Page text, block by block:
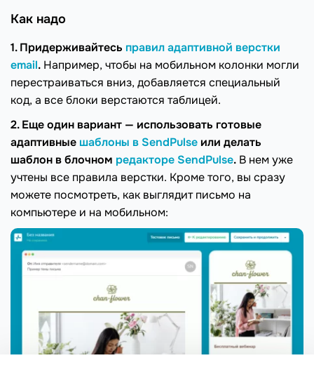
Как надо
1. Придерживайтесь правил адаптивной верстки
email. Например, чтобы на мобильном колонки могли
перестраиваться вниз, добавляется специальный
код, а все блоки верстаются таблицей.
2. Еще один вариант — использовать готовые
адаптивные шаблоны в SendPulse или делать
шаблон в блочном редакторе SendPulse. В нем уже
учтены все правила верстки. Кроме того, вы сразу
можете посмотреть, как выглядит письмо на
компьютере и на мобильном: